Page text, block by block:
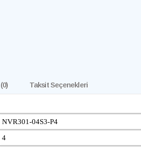
(0) Taksit Seçenekleri
NVR301-04S3-P4
4